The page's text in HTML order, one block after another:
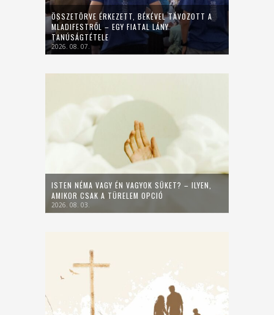
ÖSSZETÖRVE ÉRKEZETT, BÉKÉVEL TÁVOZOTT A
MLADIFESTRŐL – EGY FIATAL LÁNY
TANÚSÁGTÉTELE
2026. 08. 07.
ISTEN NÉMA VAGY ÉN VAGYOK SÜKET? – ILYEN,
AMIKOR CSAK A TÜRELEM OPCIÓ
2026. 08. 03.